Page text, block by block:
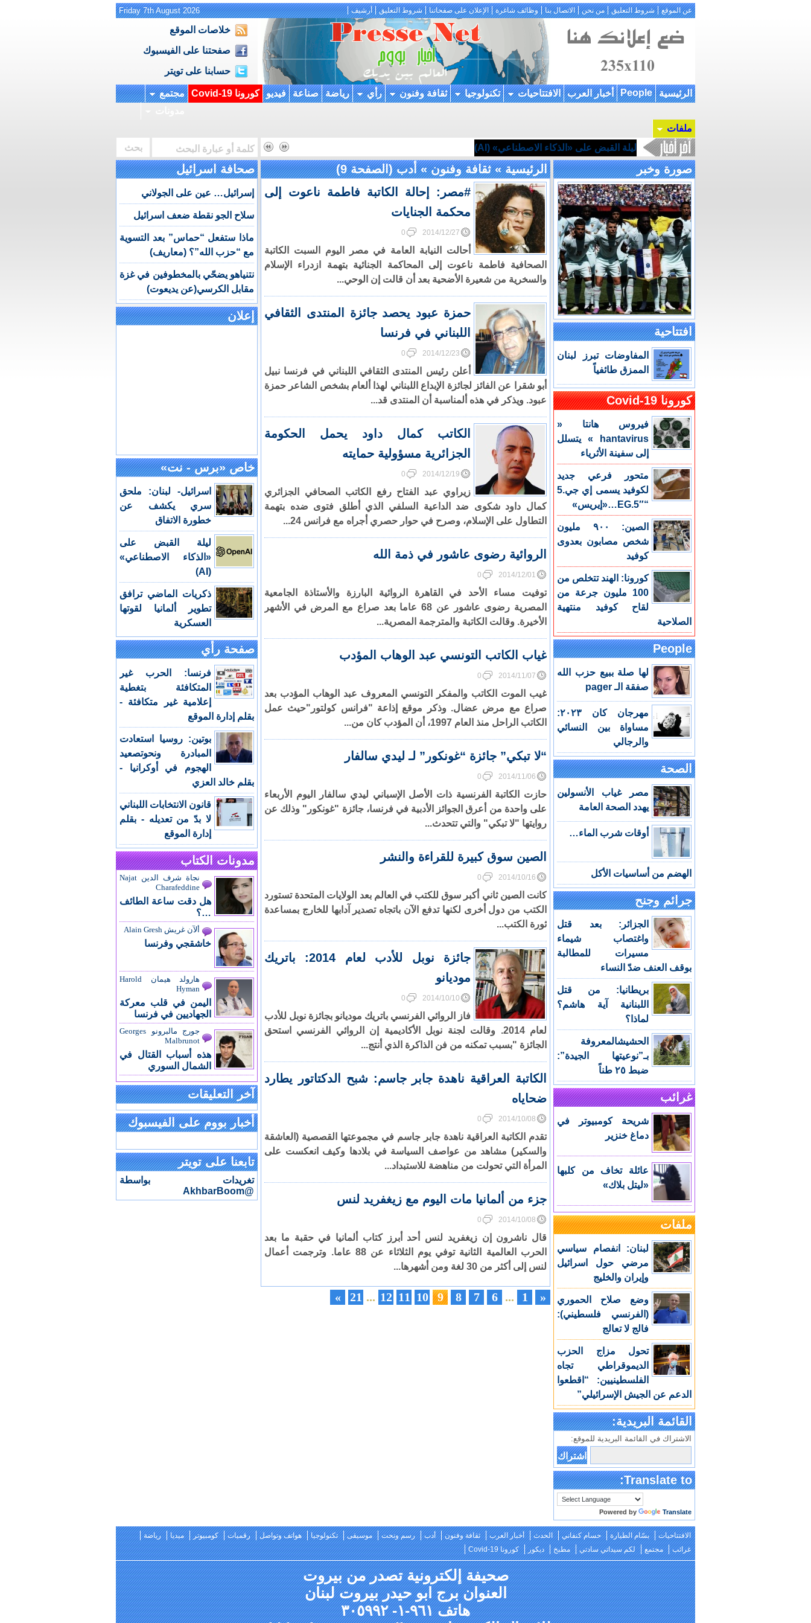
عن الموقع شروط التعليق من نحن الاتصال بنا وظائف شاغرة الإعلان على صفحاتنا شروط التعليق أرشيف Friday 7th August 2026
خلاصات الموقع
صفحتنا على الفيسبوك
حسابنا على تويتر
الرئيسية People أخبار العرب الافتتاحيات تكنولوجيا ثقافة وفنون رأي رياضة صناعة فيديو كورونا Covid-19
مجتمع
ملفات
ليلة القبض على «الذكاء الاصطناعي» (AI)
صورة وخبر
افتتاحية
المفاوضات تبرز لبنان
الممزق طائفياً
كورونا Covid-19
فيروس هانتا «
hantavirus » يتسلل
إلى سفينة الأثرياء
متحور فرعي جديد
لكوفيد يسمى إي جي.5
“EG.5″…«إيريس»
الصين: ٩٠٠ مليون
شخص مصابون بعدوى
كوفيد
كورونا: الهند تتخلص من
100 مليون جرعة من
لقاح كوفيد منتهية
الصلاحية
People
لها صلة ببيع حزب الله
صفقة الـ pager
مهرجان كان ٢٠٢٣:
مساواة بين النسائي
والرجالي
الصحة
مصر غياب الأنسولين
يهدد الصحة العامة
أوقات شرب الماء…
الهضم من أساسيات الأكل
جرائم وجنح
الجزائر: بعد قتل
واغتصاب شيماء
مسيرات للمطالبة
بوقف العنف ضدّ النساء
بريطانيا: من قتل
اللبنانية آية هاشم؟
لماذا؟
الحشيشالمعروفة
بـ”نوعيتها الجيدة”:
ضبط ٢٥ طناً
غرائب
شريحة كومبيوتر في
دماغ خنزير
عائلة تخاف من كلبها
«ليتل بلاك»
ملفات
لبنان: انفصام سياسي
مرضي حول اسرائيل
وإيران والخليج
وضع صلاح الحموري
(الفرنسي فلسطيني):
فالج لا تعالج
تحول مزاج الحزب
الديموقراطي تجاه
الفلسطينيين: “اقطعوا
الدعم عن الجيش الإسرائيلي”
القائمة البريدية:
الاشتراك في القائمة البريدية للموقع:
Translate to:
Powered by Translate
الرئيسية»ثقافة وفنون»أدب(الصفحة 9)
#مصر: إحالة الكاتبة فاطمة ناعوت إلى
محكمة الجنايات
2014/12/27
0
أحالت النيابة العامة في مصر اليوم السبت الكاتبة
الصحافية فاطمة ناعوت إلى المحاكمة الجنائية بتهمة ازدراء الإسلام
والسخرية من شعيرة الأضحية بعد أن قالت إن الوحي...
حمزة عبود يحصد جائزة المنتدى الثقافي
اللبناني في فرنسا
2014/12/23
0
أعلن رئيس المنتدى الثقافي اللبناني في فرنسا نبيل
أبو شقرا عن الفائز لجائزة الإبداع اللبناني لهذا ألعام بشخص الشاعر حمزة
عبود. ويذكر في هذه ألمناسبة أن المنتدى قد...
الكاتب كمال داود يحمل الحكومة
الجزائرية مسؤولية حمايته
2014/12/19
0
زيراوي عبد الفتاح رفع الكاتب الصحافي الجزائري
كمال داود شكوى ضد الداعية السلفي الذي أطلق فتوى ضده بتهمة
التطاول على الإسلام، وصرح في حوار حصري أجراه مع فرانس 24...
الروائية رضوى عاشور في ذمة الله
2014/12/01
0
توفيت مساء الأحد في القاهرة الروائية البارزة والأستاذة الجامعية
المصرية رضوى عاشور عن 68 عاما بعد صراع مع المرض في الأشهر
الأخيرة. وقالت الكاتبة والمترجمة المصرية...
غياب الكاتب التونسي عبد الوهاب المؤدب
2014/11/07
0
غيب الموت الكاتب والمفكر التونسي المعروف عبد الوهاب المؤدب بعد
صراع مع مرض عضال. وذكر موقع إذاعة "فرانس كولتور"حيث عمل
الكاتب الراحل منذ العام 1997، أن المؤدب كان من...
“لا تبكي” جائزة “غونكور” لـ ليدي سالفار
2014/11/06
0
حازت الكاتبة الفرنسية ذات الأصل الإسباني ليدي سالفار اليوم الأربعاء
على واحدة من أعرق الجوائز الأدبية في فرنسا، جائزة "غونكور" وذلك عن
روايتها "لا تبكي" والتي تتحدث...
الصين سوق كبيرة للقراءة والنشر
2014/10/16
0
كانت الصين ثاني أكبر سوق للكتب في العالم بعد الولايات المتحدة تستورد
الكتب من دول أخرى لكنها تدفع الآن باتجاه تصدير آدابها للخارج بمساعدة
ثورة الكتب...
جائزة نوبل للأدب لعام 2014: باتريك
موديانو
2014/10/10
0
فاز الروائي الفرنسي باتريك موديانو بجائزة نوبل للأدب
لعام 2014. وقالت لجنة نوبل الأكاديمية إن الروائي الفرنسي استحق
الجائزة "بسبب تمكنه من فن الذاكرة الذي أنتج...
الكاتبة العراقية ناهدة جابر جاسم: شبح الدكتاتور يطارد
ضحاياه
2014/10/08
0
تقدم الكاتبة العراقية ناهدة جابر جاسم في مجموعتها القصصية (العاشقة
والسكير) مشاهد من عواصف السياسة في بلادها وكيف انعكست على
المرأة التي تحولت من مناهضة للاستبداد...
جزء من ألمانيا مات اليوم مع زيغفريد لنس
2014/10/08
0
قال ناشرون إن زيغفريد لنس أحد أبرز كتاب ألمانيا في حقبة ما بعد
الحرب العالمية الثانية توفي يوم الثلاثاء عن 88 عاما. وترجمت أعمال
لنس إلى أكثر من 30 لغة ومن أشهرها...
«
1
...
6
7
8
9
10
11
12
...
21
»
صحافة اسرائيل
إسرائيل… عين على الجولاني
سلاح الجو نقطة ضعف اسرائيل
ماذا ستفعل “حماس” بعد التسوية
مع “حزب الله”؟ (معاريف)
نتنياهو يضحّي بالمخطوفين في غزة
مقابل الكرسي(عن يديعوت)
إعلان
خاص «برس - نت»
اسرائيل- لبنان: ملحق
سري يكشف عن
خطورة الاتفاق
ليلة القبض على
«الذكاء الاصطناعي»
(AI)
ذكريات الماضي ترافق
تطوير ألمانيا لقوتها
العسكرية
صفحة رأي
فرنسا: الحرب غير
المتكافئة بتغطية
إعلامية غير متكافئة -
بقلم إدارة الموقع
بوتين: روسيا استعادت
المبادرة ونحوتصعيد
الهجوم في أوكرانيا -
بقلم خالد العزي
قانون الانتخابات اللبناني
لا بدّ من تعديله - بقلم
إدارة الموقع
مدونات الكتاب
نجاة شرف الدين Najat
Charafeddine
هل دقت ساعة الطائف
…؟
ألآن غريش Alain Gresh
خاشقجي وفرنسا
هارولد هيمان Harold
Hyman
اليمن في قلب معركة
الجهاديين في فرنسا
جورج مالبرونو Georges
Malbrunot
هذه أسباب القتال في
الشمال السوري
آخر التعليقات
أخبار بووم على الفيسبوك
تابعنا على تويتر
تغريدات بواسطة
@AkhbarBoom
الافتتاحيات بسّام الطيارة حسام كنفاني الحدث أخبار العرب ثقافة وفنون أدب رسم ونحت موسيقى تكنولوجيا هواتف وتواصل رقميات كومبيوتر ميديا
رياضة
غرائب
مجتمع لكم سيداتي سادتي مطبخ ديكور كورونا Covid-19
صحيفة إلكترونية تصدر من بيروت
العنوان برج ابو حيدر بيروت لبنان
هاتف ٩٦١-١- ٣٠٥٩٩٢